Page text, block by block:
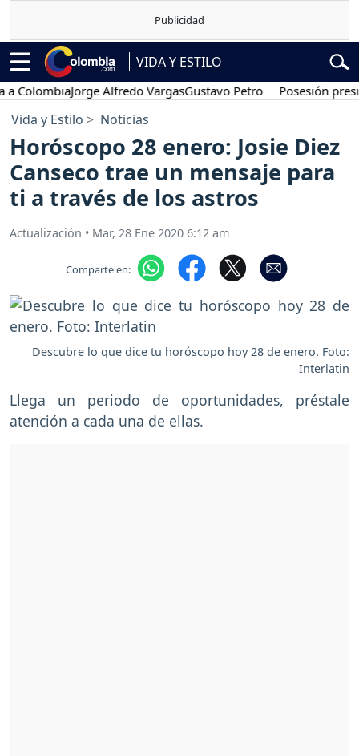
VIDA Y ESTILO
Jorge Alfredo VargasGustavo Petro Posesión
Vida y Estilo Noticias
Horóscopo 28 enero: Josie Diez
Canseco trae un mensaje para
ti a través de los astros
Actualización • Mar, 28 Ene 2020 6:12 am
Comparte en:
Descubre lo que dice tu horóscopo hoy 28 de enero. Foto:
Interlatin
Llega un periodo de oportunidades, préstale
atención a cada una de ellas.